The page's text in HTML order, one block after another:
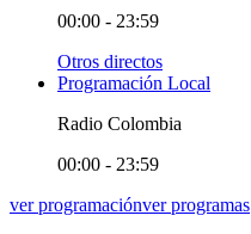
00:00 - 23:59
Otros directos
Programación Local
Radio Colombia
00:00 - 23:59
ver programaciónver programas